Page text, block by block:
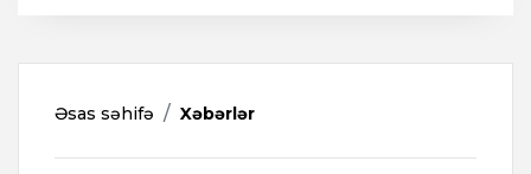
Əsas səhifə Xəbərlər